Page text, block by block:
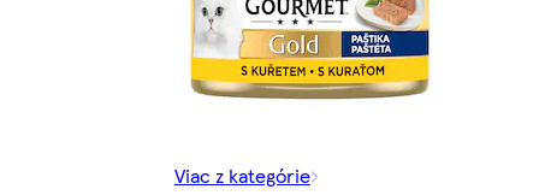
Viac z kategórie